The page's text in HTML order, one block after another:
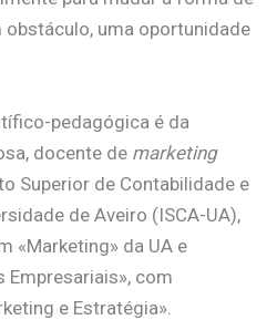
uma oportunidade
pedagógica é da
docente de marketing
Superior de Contabilidade e
de Aveiro (ISCA-UA),
«Marketing» da UA e
Empresariais», com
e Estratégia».